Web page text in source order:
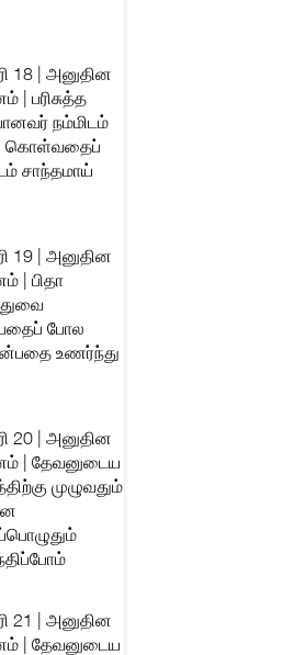
18 | அனுதின
| பரிசுத்த
நம்மிடம்
கொள்வதைப்
சாந்தமாய்
19 | அனுதின
| பிதா
போல
உணர்ந்து
20 | அனுதின
| தேவனுடைய
முழுவதும்
21 | அனுதின
| தேவனுடைய